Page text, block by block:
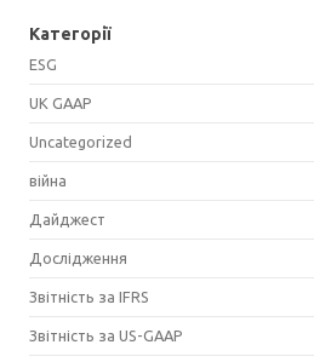
Категорії
ESG
UK GAAP
Uncategorized
війна
Дайджест
Дослідження
Звітність за IFRS
Звітність за US-GAAP